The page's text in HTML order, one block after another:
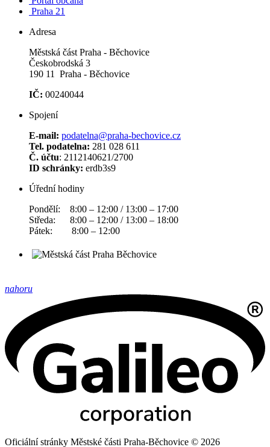
Praha 21
Adresa
Městská část Praha - Běchovice
Českobrodská 3
190 11 Praha - Běchovice
IČ: 00240044
Spojení
E-mail: podatelna@praha-bechovice.cz
Tel. podatelna: 281 028 611
Č. účtu: 2112140621/2700
ID schránky: erdb3s9
Úřední hodiny
Pondělí: 8:00 – 12:00 / 13:00 – 17:00
Středa: 8:00 – 12:00 / 13:00 – 18:00
Pátek: 8:00 – 12:00
nahoru
Oficiální stránky Městské části Praha-Běchovice © 2026